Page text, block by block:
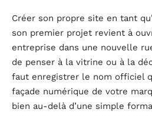
Créer son propre site en tant
son premier projet revient à
entreprise dans une nouvelle
de penser à la vitrine ou à la
faut enregistrer le nom officiel
façade numérique de votre
bien au-delà d’une simple